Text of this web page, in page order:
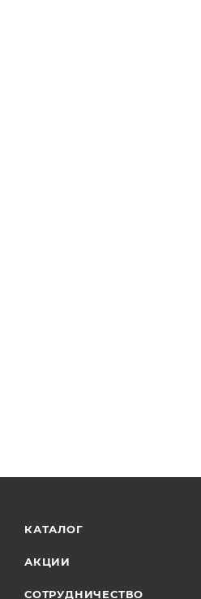
КАТАЛОГ
АКЦИИ
СОТРУДНИЧЕСТВО